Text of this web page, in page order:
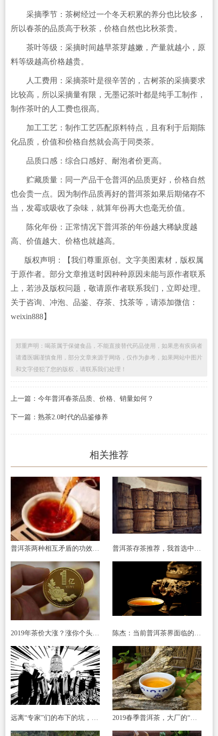
采摘季节：茶树经过一个冬天积累的养分也比较多，
所以春茶的品质高于秋茶，价格自然也比秋茶贵。
茶叶等级：采摘时间越早茶芽越嫩，产量就越小，原
料等级越高价格越贵。
人工费用：采摘茶叶是很辛苦的，古树茶的采摘要求
比较高，所以采摘量有限，无墨记茶叶都是纯手工制作，
制作茶叶的人工费也很高。
加工工艺：制作工艺匹配原料特点，且有利于后期陈
化品质，价值和价格自然就会高于同类茶。
品质口感：综合口感好、耐泡者价更高。
贮藏质量：同一产品干仓普洱的品质更好，价格自然
也会贵一点。因为制作品质再好的普洱茶如果后期储存不
当，发霉或吸收了杂味，就算年份再大也毫无价值。
陈化年份：正常情况下普洱茶的年份越大稀缺度越
高、价值越大、价格也就越高。
版权声明：【我们尊重原创。文字美图素材，版权属
于原作者。部分文章推送时因种种原因未能与原作者联系
上，若涉及版权问题，敬请原作者联系我们，立即处理。
关于咨询、冲泡、品鉴、存茶、找茶等，请添加微信：
weixin888】
郑重声明：喝茶属于保健食品，不能直接替代药品使用，如果患有疾病者
请遵医嘱谨慎食用，部分文章来源于网络，仅作为参考，如果网站中图片
和文字侵犯了您的版权，请联系我们处理！
上一篇：今年普洱春茶品质、价格、销量如何？
下一篇：熟茶2.0时代的品鉴修养
相关推荐
2019年茶价大涨？涨你个头！(大臻论茶259)
2019春季普洱茶，大厂的“标杆普洱茶”会怎么样